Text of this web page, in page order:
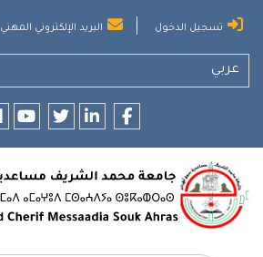
تسجيل الدخول البريد الإلكتروني المهني
عربي